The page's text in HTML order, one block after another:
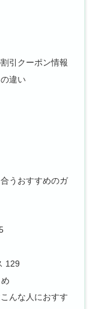
引クーポン情報
違い
うおすすめのガ
129
んな人におすす